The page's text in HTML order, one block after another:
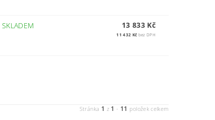
SKLADEM 13 833 Kč
11 432 Kč bez DPH
Stránka 1 z 1 - 11 položek celkem